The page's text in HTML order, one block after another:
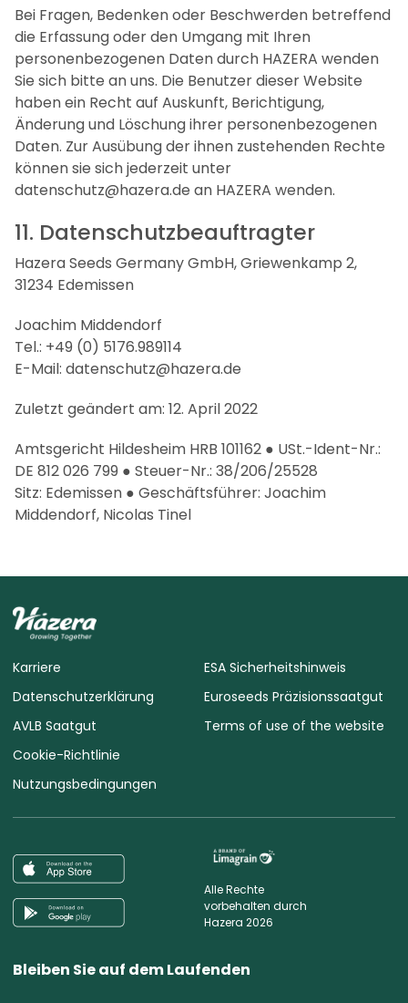
Bei Fragen, Bedenken oder Beschwerden betreffend
die Erfassung oder den Umgang mit Ihren
personenbezogenen Daten durch HAZERA wenden
Sie sich bitte an uns. Die Benutzer dieser Website
haben ein Recht auf Auskunft, Berichtigung,
Änderung und Löschung ihrer personenbezogenen
Daten. Zur Ausübung der ihnen zustehenden Rechte
können sie sich jederzeit unter
datenschutz@hazera.de an HAZERA wenden.
11. Datenschutzbeauftragter
Hazera Seeds Germany GmbH, Griewenkamp 2,
31234 Edemissen
Joachim Middendorf
Tel.: +49 (0) 5176.989114
E-Mail: datenschutz@hazera.de
Zuletzt geändert am: 12. April 2022
Amtsgericht Hildesheim HRB 101162 ● USt.-Ident-Nr.:
DE 812 026 799 ● Steuer-Nr.: 38/206/25528
Sitz: Edemissen ● Geschäftsführer: Joachim
Middendorf, Nicolas Tinel
Karriere
Datenschutzerklärung
AVLB Saatgut
Cookie-Richtlinie
Nutzungsbedingungen
ESA Sicherheitshinweis
Euroseeds Präzisionssaatgut
Terms of use of the website
Alle Rechte
vorbehalten durch
Hazera 2026
Bleiben Sie auf dem Laufenden